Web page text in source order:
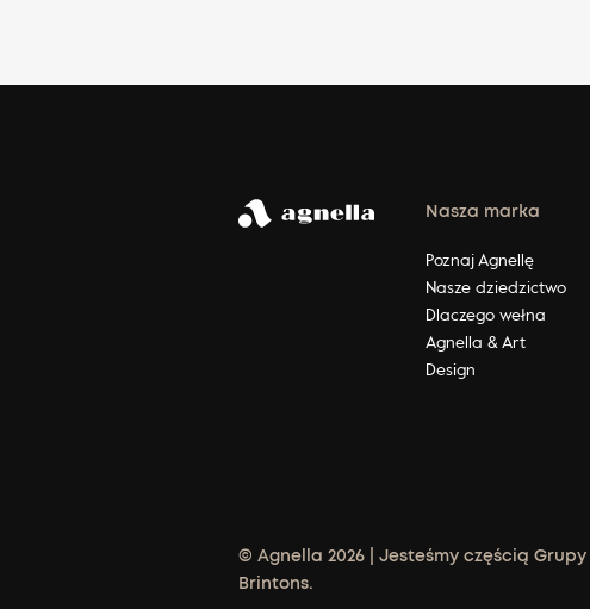
Nasza marka
Poznaj Agnellę
Nasze dziedzictwo
Dlaczego wełna
Agnella & Art
Design
© Agnella 2026 | Jesteśmy częścią Grupy
Brintons.